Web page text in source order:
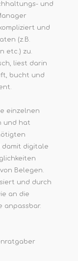
und
und
(z.B.
etc.) zu.
liest darin
bucht und
einzelnen
und hat
damit digitale
Belegen.
und durch
an die
anpassbar.